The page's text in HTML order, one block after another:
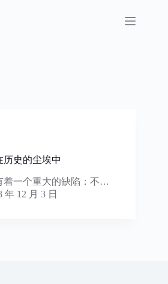
历史的尘埃中
着一个重大的缺陷：不…
年 12 月 3 日